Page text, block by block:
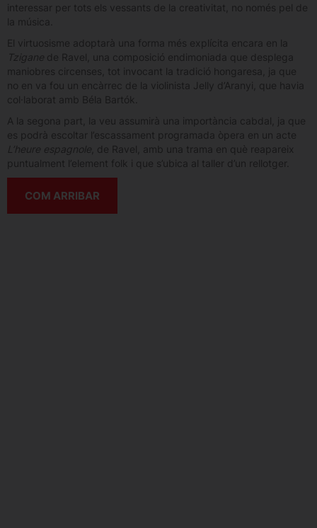
interessar per tots els vessants de la creativitat, no només pel de
la música.
El virtuosisme adoptarà una forma més explícita encara en la
Tzigane de Ravel, una composició endimoniada que desplega
maniobres circenses, tot invocant la tradició hongaresa, ja que
no en va fou un encàrrec de la violinista Jelly d’Aranyi, que havia
col·laborat amb Béla Bartók.
A la segona part, la veu assumirà una importància cabdal, ja que
es podrà escoltar l’escassament programada òpera en un acte
L’heure espagnole , de Ravel, amb una trama en què reapareix
puntualment l’element folk i que s’ubica al taller d’un rellotger.
COM ARRIBAR